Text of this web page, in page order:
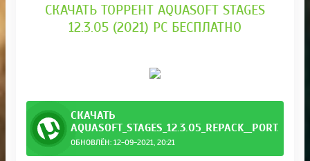
СКАЧАТЬ ТОРРЕНТ AQUASOFT STAGES
12.3.05 (2021) PC БЕСПЛАТНО
СКАЧАТЬ
ОБНОВЛЁН: 12-09-2021, 20:21